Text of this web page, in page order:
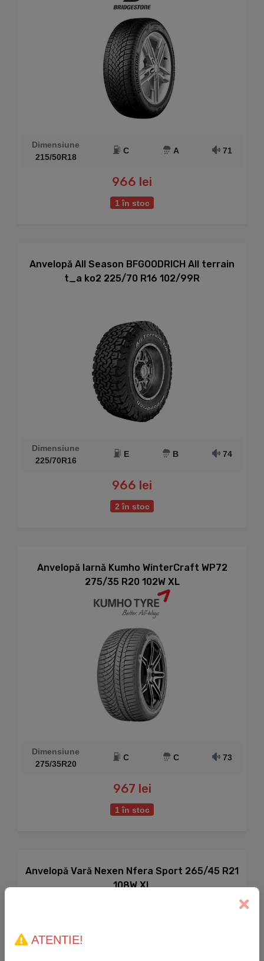
Dimensiune
215/50R18
C A 71
966 lei
1 în stoc
Anvelopă All Season BFGOODRICH All terrain
t_a ko2 225/70 R16 102/99R
Dimensiune
225/70R16
E B 74
966 lei
2 în stoc
Anvelopă Iarnă Kumho WinterCraft WP72
275/35 R20 102W XL
Dimensiune
275/35R20
C C 73
967 lei
1 în stoc
Anvelopă Vară Nexen Nfera Sport 265/45 R21
108W XL
ATENTIE!